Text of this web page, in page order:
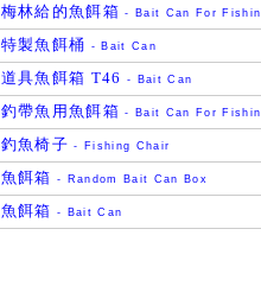
梅林給的魚餌箱 - Bait Can For
特製魚餌桶 - Bait Can
道具魚餌箱 T46 - Bait Can
釣帶魚用魚餌箱 - Bait Can For
釣魚椅子 - Fishing Chair
魚餌箱 - Random Bait Can Box
魚餌箱 - Bait Can